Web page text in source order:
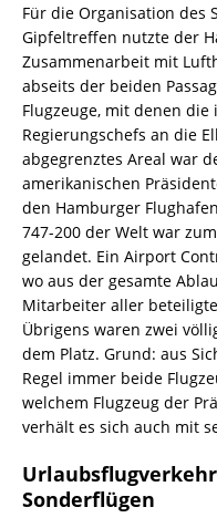
Für die Organisation des
Gipfeltreffen nutzte der
Zusammenarbeit mit
abseits der beiden
Flugzeuge, mit denen die
Regierungschefs an die
abgegrenztes Areal war
amerikanischen
den Hamburger
747-200 der Welt war
gelandet. Ein Airport
wo aus der gesamte
Mitarbeiter aller
Übrigens waren zwei
dem Platz. Grund: aus
Regel immer beide
welchem Flugzeug der
verhält es sich auch mit
Sonderflügen